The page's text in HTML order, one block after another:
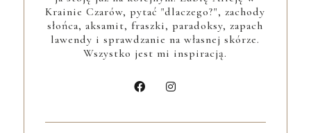
Krainie Czarów, pytać "dlaczego?", zachody
słońca, aksamit, fraszki, paradoksy, zapach
lawendy i sprawdzanie na własnej skórze.
Wszystko jest mi inspiracją.